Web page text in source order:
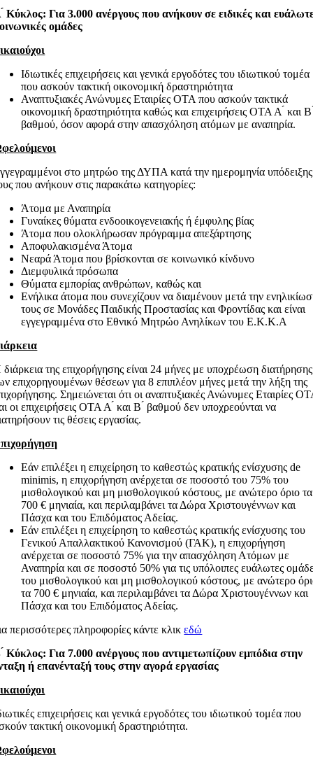
Κύκλος: Για 3.000 ανέργους που ανήκουν σε ειδικές και
ομάδες
Ιδιωτικές επιχειρήσεις και γενικά εργοδότες του ιδιωτικού τομέα
που ασκούν τακτική οικονομική δραστηριότητα
Αναπτυξιακές Ανώνυμες Εταιρίες ΟΤΑ που ασκούν τακτικά
οικονομική δραστηριότητα καθώς και επιχειρήσεις ΟΤΑ Α ́ και
βαθμού, όσον αφορά στην απασχόληση ατόμων με αναπηρία.
στο μητρώο της ΔΥΠΑ κατά την ημερομηνία υπόδειξης
που ανήκουν στις παρακάτω κατηγορίες:
Άτομα με Αναπηρία
Γυναίκες θύματα ενδοοικογενειακής ή έμφυλης βίας
Άτομα που ολοκλήρωσαν πρόγραμμα απεξάρτησης
Αποφυλακισμένα Άτομα
Νεαρά Άτομα που βρίσκονται σε κοινωνικό κίνδυνο
Διεμφυλικά πρόσωπα
Θύματα εμπορίας ανθρώπων, καθώς και
Ενήλικα άτομα που συνεχίζουν να διαμένουν μετά την
τους σε Μονάδες Παιδικής Προστασίας και Φροντίδας και είναι
εγγεγραμμένα στο Εθνικό Μητρώο Ανηλίκων του Ε.Κ.Κ.Α
της επιχορήγησης είναι 24 μήνες με υποχρέωση διατήρησης
επιχορηγουμένων θέσεων για 8 επιπλέον μήνες μετά την λήξη της
Σημειώνεται ότι οι αναπτυξιακές Ανώνυμες Εταιρίες
οι επιχειρήσεις ΟΤΑ Α ́ και Β ́ βαθμού δεν υποχρεούνται να
τις θέσεις εργασίας.
Εάν επιλέξει η επιχείρηση το καθεστώς κρατικής ενίσχυσης de
minimis, η επιχορήγηση ανέρχεται σε ποσοστό του 75% του
μισθολογικού και μη μισθολογικού κόστους, με ανώτερο όριο τα
700 € μηνιαία, και περιλαμβάνει τα Δώρα Χριστουγέννων και
Πάσχα και του Επιδόματος Αδείας.
Εάν επιλέξει η επιχείρηση το καθεστώς κρατικής ενίσχυσης του
Γενικού Απαλλακτικού Κανονισμού (ΓΑΚ), η επιχορήγηση
ανέρχεται σε ποσοστό 75% για την απασχόληση Ατόμων με
Αναπηρία και σε ποσοστό 50% για τις υπόλοιπες ευάλωτες
του μισθολογικού και μη μισθολογικού κόστους, με ανώτερο
τα 700 € μηνιαία, και περιλαμβάνει τα Δώρα Χριστουγέννων και
Πάσχα και του Επιδόματος Αδείας.
περισσότερες πληροφορίες κάντε κλικεδώ
Κύκλος: Για 7.000 ανέργους που αντιμετωπίζουν εμπόδια στην
ήεπανένταξή τους στην αγορά εργασίας
επιχειρήσεις και γενικά εργοδότες του ιδιωτικού τομέα που
τακτική οικονομική δραστηριότητα.